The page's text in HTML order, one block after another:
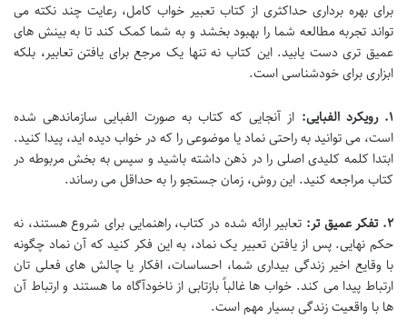
برای بهره برداری حداکثری از کتاب تعبیر خواب کامل، رعایت چند نکته می
تواند تجربه مطالعه شما را بهبود بخشد و به شما کمک کند تا به بینش های
عمیق تری دست یابید. این کتاب نه تنها یک مرجع برای یافتن تعابیر، بلکه
ابزاری برای خودشناسی است.
۱. رویکرد الفبایی:
از آنجایی که کتاب به صورت الفبایی سازماندهی شده
است، می توانید به راحتی نماد یا موضوعی را که در خواب دیده اید، پیدا کنید.
ابتدا کلمه کلیدی اصلی را در ذهن داشته باشید و سپس به بخش مربوطه در
کتاب مراجعه کنید. این روش، زمان جستجو را به حداقل می رساند.
۲. تفکر عمیق تر:
تعابیر ارائه شده در کتاب، راهنمایی برای شروع هستند، نه
حکم نهایی. پس از یافتن تعبیر یک نماد، به این فکر کنید که آن نماد چگونه
با وقایع اخیر زندگی بیداری شما، احساسات، افکار یا چالش های فعلی تان
ارتباط پیدا می کند. خواب ها غالباً بازتابی از ناخودآگاه ما هستند و ارتباط آن
ها با واقعیت زندگی بسیار مهم است.